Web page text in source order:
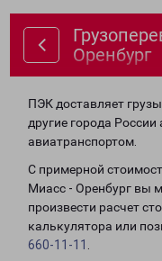
Оренбург
ПЭК доставляет
другие города
авиатранспортом.
С примерной
Миасс - Оренбург вы
произвести расчет
калькулятора или
660-11-11